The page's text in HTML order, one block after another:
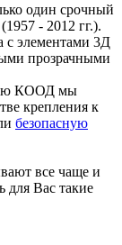
один срочный
(1957 - 2012 гг.).
с элементами 3Д
прозрачными
КООД мы
крепления к
безопасную
все чаще и
для Вас такие